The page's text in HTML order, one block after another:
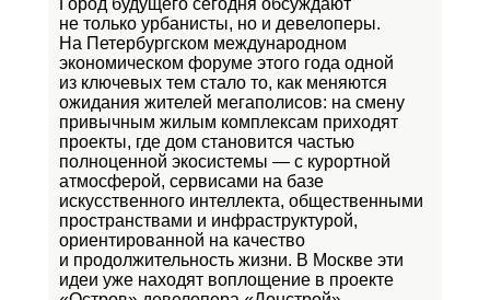
Город будущего сегодня обсуждают
не только урбанисты, но и девелоперы.
На Петербургском международном
экономическом форуме этого года одной
из ключевых тем стало то, как меняются
ожидания жителей мегаполисов: на смену
привычным жилым комплексам приходят
проекты, где дом становится частью
полноценной экосистемы — с курортной
атмосферой, сервисами на базе
искусственного интеллекта, общественными
пространствами и инфраструктурой,
ориентированной на качество
и продолжительность жизни. В Москве эти
идеи уже находят воплощение в проекте